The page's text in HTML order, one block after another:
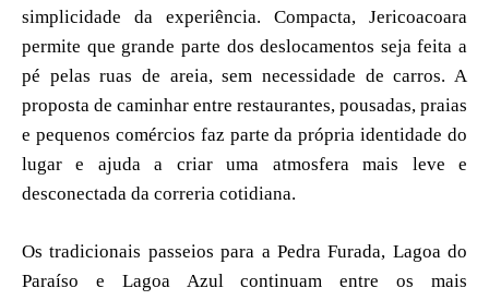
simplicidade da experiência. Compacta, Jericoacoara
permite que grande parte dos deslocamentos seja feita a
pé pelas ruas de areia, sem necessidade de carros. A
proposta de caminhar entre restaurantes, pousadas, praias
e pequenos comércios faz parte da própria identidade do
lugar e ajuda a criar uma atmosfera mais leve e
desconectada da correria cotidiana.
Os tradicionais passeios para a Pedra Furada, Lagoa do
Paraíso e Lagoa Azul continuam entre os mais